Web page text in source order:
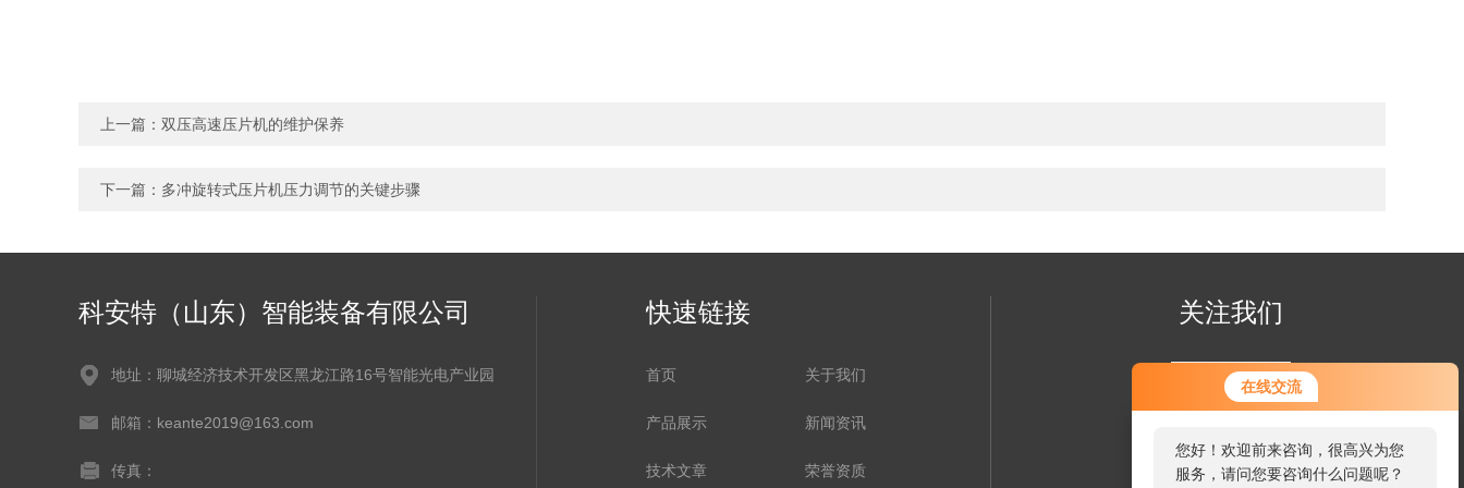
在线交流
您好！欢迎前来咨询，很高兴为您
服务，请问您要咨询什么问题呢？
上一篇： 双压高速压片机的维护保养
下一篇： 多冲旋转式压片机压力调节的关键步骤
科安特（山东）智能装备有限公司
地址：聊城经济技术开发区黑龙江路16号智能光电产业园
邮箱：keante2019@163.com
传真：
快速链接
首页 关于我们
产品展示 新闻资讯
技术文章 荣誉资质
关注我们